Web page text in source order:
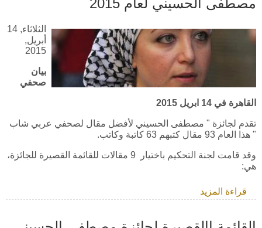
الثلاثاء, 14
أبريل,
2015
بيان
صحفي
القاهرة في 14 ابريل 2015
تقدم لجائزة " مصطفى الحسيني لأفضل مقال لصحفي عربي شاب
" هذا العام 93 مقال كتبهم 63 كاتبة وكاتب.
وقد قامت لجنة التحكيم باختيار 9 مقالات للقائمة القصيرة للجائزة،
هي:
قراءة المزيدحول الصحفية السورية زينة ارحيم تفوز بجائزة
مصطفى الحسيني لعام 2015